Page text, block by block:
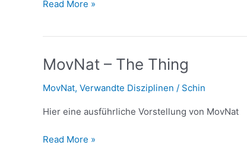
Read More »
MovNat – The Thing
MovNat, Verwandte Disziplinen / Schin
Hier eine ausführliche Vorstellung von MovNat
MovNat
The
Read More »